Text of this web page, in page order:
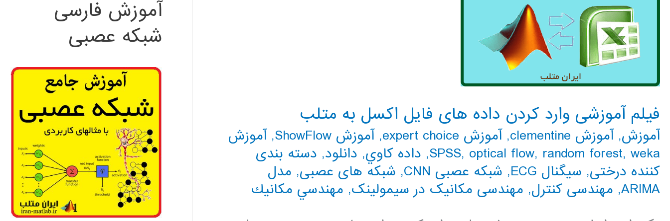
فیلم آموزشی وارد کردن داده های فایل اکسل به متلب
آموزش,آموزش clementine ,آموزش expert choice ,آموزش ShowFlow ,آموزش
SPSS, optical flow, random forest, weka
, داده كاوي, دانلود, دسته بندی
کننده درختی, سیگنال ECG , شبکه عصبی CNN , شبکه های عصبی, مدل
ARIMA
, مهندسی کنترل, مهندسی مکانیک در سیمولینک, مهندسي مكانيك
آموزش فارسی
شبکه عصبی